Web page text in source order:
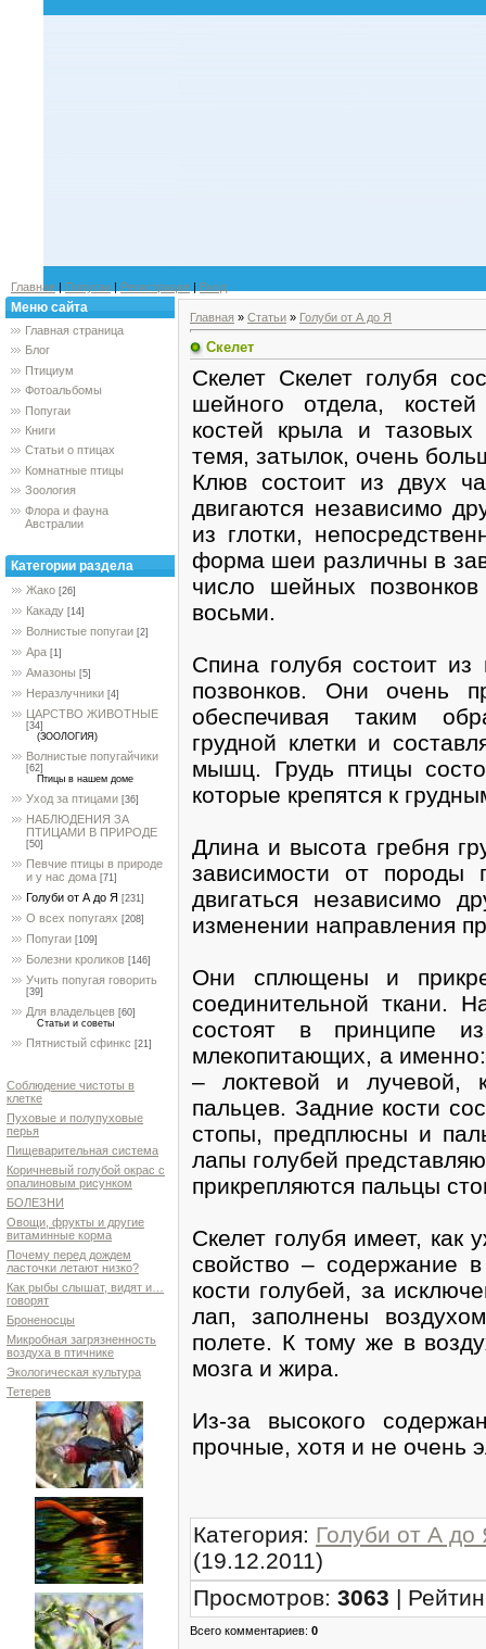
Главная | Попугаи | Регистрация | Вход
Меню сайта
Главная страница
Блог
Птициум
Фотоальбомы
Попугаи
Книги
Статьи о птицах
Комнатные птицы
Зоология
Флора и фауна
Австралии
Категории раздела
Жако [26]
Какаду [14]
Волнистые попугаи [2]
Ара [1]
Амазоны [5]
Неразлучники [4]
ЦАРСТВО ЖИВОТНЫЕ
[34]
(ЗООЛОГИЯ)
Волнистые попугайчики
[62]
Птицы в нашем доме
Уход за птицами [36]
НАБЛЮДЕНИЯ ЗА
ПТИЦАМИ В ПРИРОДЕ
[50]
Певчие птицы в природе
и у нас дома [71]
Голуби от А до Я [231]
О всех попугаях [208]
Попугаи [109]
Болезни кроликов [146]
Учить попугая говорить
[39]
Для владельцев [60]
Статьи и советы
Пятнистый сфинкс [21]
Соблюдение чистоты в
клетке
Пуховые и полупуховые
перья
Пищеварительная система
Коричневый голубой окрас с
опалиновым рисунком
БОЛЕЗНИ
Овощи, фрукты и другие
витаминные корма
Почему перед дождем
ласточки летают низко?
Как рыбы слышат, видят и…
говорят
Броненосцы
Микробная загрязненность
воздуха в птичнике
Экологическая культура
Тетерев
Главная » Статьи » Голуби от А до Я
Скелет
Скелет Скелет голубя
шейного отдела,
костей крыла и
темя, затылок, очень
Клюв состоит из двух
двигаются независимо
из глотки,
форма шеи различны в
число шейных
восьми.
Спина голубя состоит
позвонков. Они очень
обеспечивая таким
грудной клетки и
мышц. Грудь птицы
которые крепятся к
Длина и высота гребня
зависимости от породы
двигаться независимо
изменении направления
Они сплющены и
соединительной ткани.
состоят в принципе
млекопитающих, а именно:
– локтевой и лучевой,
пальцев. Задние кости
стопы, предплюсны и
лапы голубей
прикрепляются пальцы
Скелет голубя имеет,
свойство – содержание
кости голубей, за
лап, заполнены
полете. К тому же в
мозга и жира.
Из-за высокого
прочные, хотя и не очень
Категория: Голуби от А до
(19.12.2011)
Просмотров: 3063 |
Всего комментариев: 0